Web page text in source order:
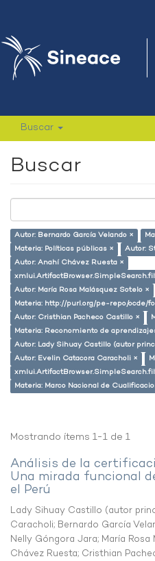
Buscar
Buscar
Autor: Bernardo García Velando ×
Materia: Políticas públicas ×
Autor:
Autor: Anahí Chávez Ruesta ×
Autor: María Rosa Malásquez Sotelo ×
Materia: http://purl.org/pe-repo/ocde/
Autor: Cristhian Pacheco Castillo ×
Materia: Reconomiento de
Autor: Lady Sihuay Castillo (autor
Autor: Evelin Catacora Caracholi ×
Materia: Marco Nacional de
Mostrando ítems 1-1 de 1
Análisis de la
Una mirada funcional
el Perú
Lady Sihuay Castillo (autor
Caracholi; Bernardo García
Nelly Góngora Jara; María Rosa
Chávez Ruesta; Cristhian